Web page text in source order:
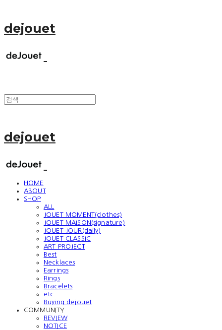
dejouet
dejouet
HOME
ABOUT
SHOP
ALL
JOUET MOMENT(clothes)
JOUET MAISON(signature)
JOUET JOUR(daily)
JOUET CLASSIC
ART PROJECT
Best
Necklaces
Earrings
Rings
Bracelets
etc.
Buying dejouet
COMMUNITY
REVIEW
NOTICE